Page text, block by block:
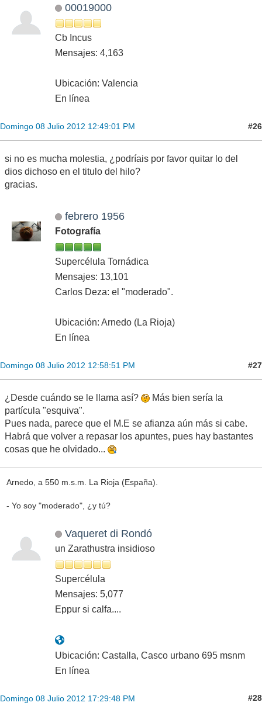
00019000
Cb Incus
Mensajes: 4,163
Ubicación: Valencia
En línea
Domingo 08 Julio 2012 12:49:01 PM #26
si no es mucha molestia, ¿podríais por favor quitar lo del
dios dichoso en el titulo del hilo?
gracias.
febrero 1956
Fotografía
Supercélula Tornádica
Mensajes: 13,101
Carlos Deza: el "moderado".
Ubicación: Arnedo (La Rioja)
En línea
Domingo 08 Julio 2012 12:58:51 PM #27
¿Desde cuándo se le llama así?
Más bien sería la
partícula "esquiva".
Pues nada, parece que el M.E se afianza aún más si cabe.
Habrá que volver a repasar los apuntes, pues hay bastantes
cosas que he olvidado...
Arnedo, a 550 m.s.m. La Rioja (España).
- Yo soy "moderado", ¿y tú?
Vaqueret di Rondó
un Zarathustra insidioso
Supercélula
Mensajes: 5,077
Eppur si calfa....
Ubicación: Castalla, Casco urbano 695 msnm
En línea
Domingo 08 Julio 2012 17:29:48 PM #28